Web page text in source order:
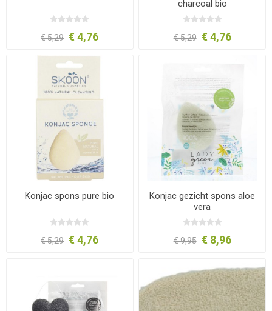
€ 5,29 € 4,76
charcoal bio
€ 5,29 € 4,76
Konjac spons pure bio
€ 5,29 € 4,76
Konjac gezicht spons aloe
vera
€ 9,95 € 8,96